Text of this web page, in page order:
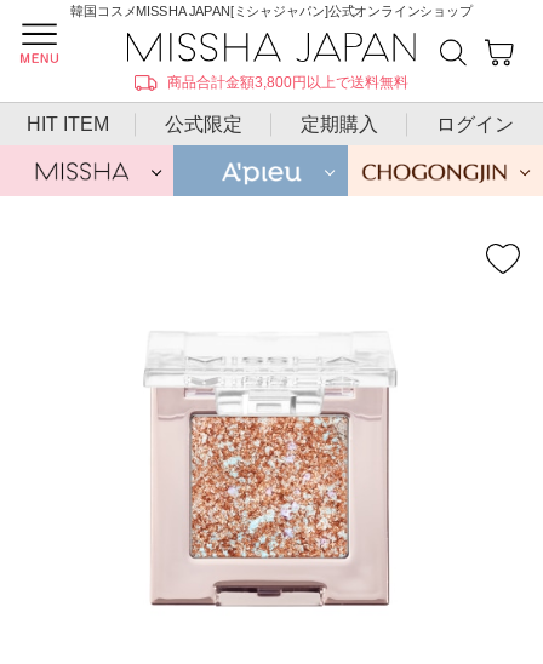
韓国コスメMISSHA JAPAN[ミシャジャパン]公式オンラインショップ
商品合計金額3,800円以上で送料無料
HIT ITEM 公式限定 定期購入 ログイン